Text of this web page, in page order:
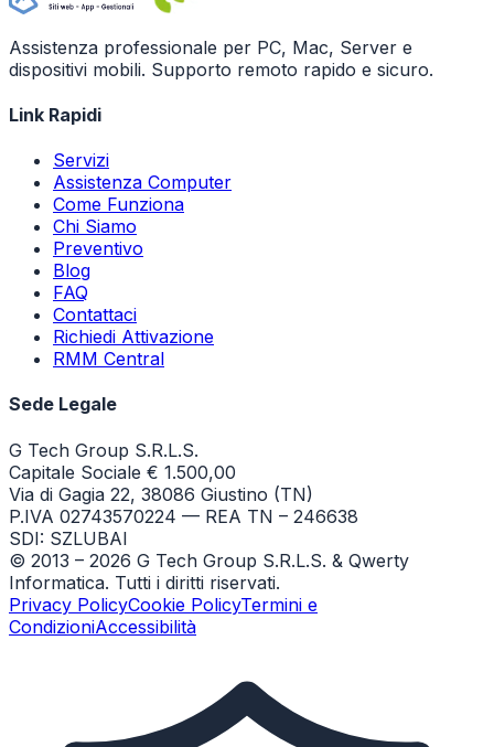
Assistenza professionale per PC, Mac, Server e
dispositivi mobili. Supporto remoto rapido e sicuro.
Link Rapidi
Servizi
Assistenza Computer
Come Funziona
Chi Siamo
Preventivo
Blog
FAQ
Contattaci
Richiedi Attivazione
RMM Central
Sede Legale
G Tech Group S.R.L.S.
Capitale Sociale € 1.500,00
Via di Gagia 22, 38086 Giustino (TN)
P.IVA 02743570224 — REA TN – 246638
SDI: SZLUBAI
© 2013 – 2026 G Tech Group S.R.L.S. & Qwerty
Informatica. Tutti i diritti riservati.
Privacy PolicyCookie PolicyTermini e
CondizioniAccessibilità